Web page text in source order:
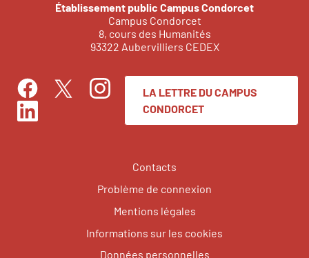
Établissement public Campus Condorcet
Campus Condorcet
8, cours des Humanités
93322 Aubervilliers CEDEX
FacebookTwitterInstagram
LinkedIn
LA LETTRE DU CAMPUS
CONDORCET
Contacts
Problème de connexion
Mentions légales
Informations sur les cookies
Données personnelles